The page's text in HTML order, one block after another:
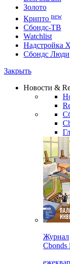
Золото
Крипто new
Сбондс-ТВ
Watchlist
Надстройка
Сбондс Люди
Закрыть
Новости &
Журнал
Cbonds